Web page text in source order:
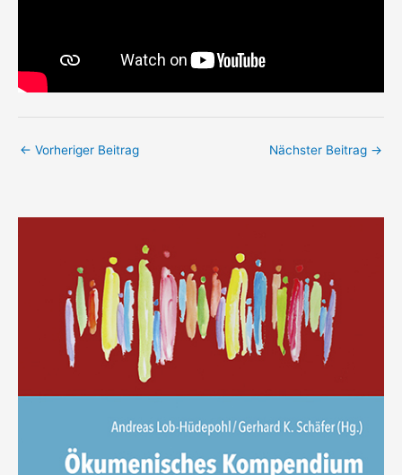
← Vorheriger Beitrag Nächster Beitrag →